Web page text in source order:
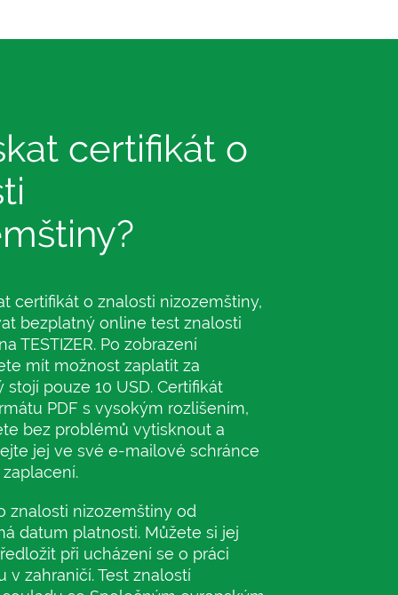
certifikát o
certifikát o znalosti nizozemštiny,
bezplatný online test znalosti
TESTIZER. Po zobrazení
mít možnost zaplatit za
pouze 10 USD. Certifikát
PDF s vysokým rozlišením,
bez problémů vytisknout a
jej ve své e-mailové schránce
znalosti nizozemštiny od
datum platnosti. Můžete si jej
při ucházení se o práci
v zahraničí. Test znalostí